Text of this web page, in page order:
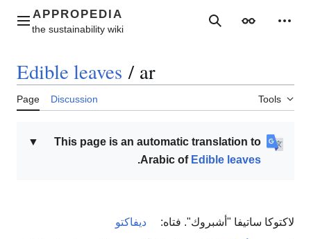
contentMain menu SearchAppearance
Edible leaves / ar
Page Discussion Tools
▼
This page is an automatic translation to
Arabic of Edible leaves
.
لاكتوكا ساتيفا "أشبروك". فتاه:
ديفاكتو